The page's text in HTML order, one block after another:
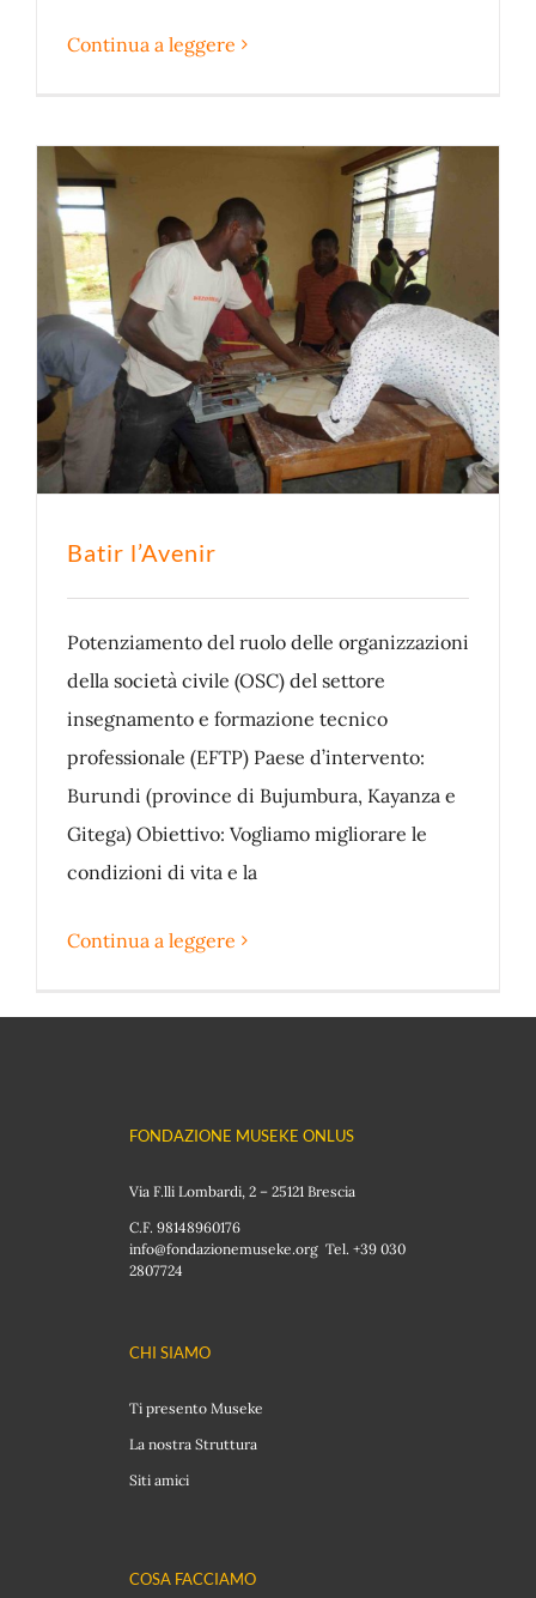
Continua a leggere
Batir l’Avenir
Potenziamento del ruolo delle organizzazioni
della società civile (OSC) del settore
insegnamento e formazione tecnico
professionale (EFTP) Paese d’intervento:
Burundi (province di Bujumbura, Kayanza e
Gitega) Obiettivo: Vogliamo migliorare le
condizioni di vita e la
Continua a leggere
FONDAZIONE MUSEKE ONLUS
Via F.lli Lombardi, 2 – 25121 Brescia
C.F. 98148960176
info@fondazionemuseke.org Tel. +39 030
2807724
CHI SIAMO
Ti presento Museke
La nostra Struttura
Siti amici
COSA FACCIAMO